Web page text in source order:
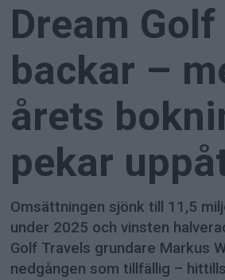
Dream
backar –
årets
pekar
Omsättningen sjönk till 11,5
under 2025 och vinsten
Golf Travels grundare Markus
nedgången som tillfällig –